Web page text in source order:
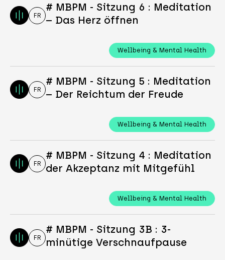
FR
# MBPM - Sitzung 6 : Meditation
– Das Herz öffnen
Wellbeing & Mental Health
FR
# MBPM - Sitzung 5 : Meditation
– Der Reichtum der Freude
Wellbeing & Mental Health
FR
# MBPM - Sitzung 4 : Meditation
der Akzeptanz mit Mitgefühl
Wellbeing & Mental Health
FR
# MBPM - Sitzung 3B : 3-
minütige Verschnaufpause